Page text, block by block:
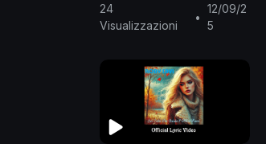
24
Visualizzazioni
•
12/09/2
5